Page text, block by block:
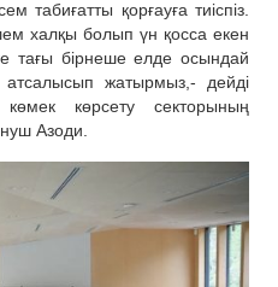
табиғатты қорғауға тиіспіз.
халқы болып үн қосса екен
тағы бірнеше елде осындай
сып жатырмыз,- дейді
көрсету секторының
Азоди.